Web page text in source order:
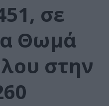
σε
Θωμά
στην